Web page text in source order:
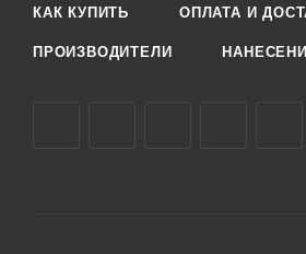
КАК КУПИТЬ ОПЛАТА И
ПРОИЗВОДИТЕЛИ